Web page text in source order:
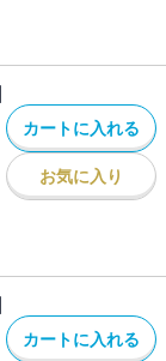
カートに入れる
お気に入り
カートに入れる